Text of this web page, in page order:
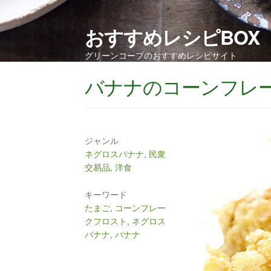
おすすめレシピBOX
グリーンコープのおすすめレシピサイト
バナナのコーンフレ
ジャンル
ネグロスバナナ, 民衆
交易品,洋食
キーワード
たまご, コーンフレー
クフロスト , ネグロス
バナナ,バナナ